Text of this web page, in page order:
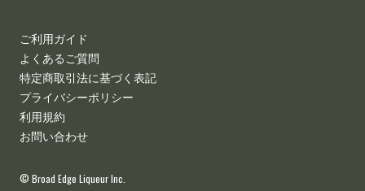
ご利用ガイド
よくあるご質問
特定商取引法に基づく表記
プライバシーポリシー
利用規約
お問い合わせ
© Broad Edge Liqueur Inc.